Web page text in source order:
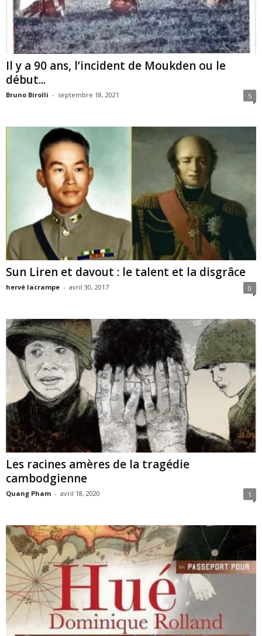
Il y a 90 ans, l’incident de Moukden ou le
début...
Bruno Birolli - septembre 18, 2021 5
Sun Liren et davout : le talent et la disgrâce
hervé lacrampe - avril 30, 2017 0
Les racines amères de la tragédie
cambodgienne
Quang Pham - avril 18, 2020 1